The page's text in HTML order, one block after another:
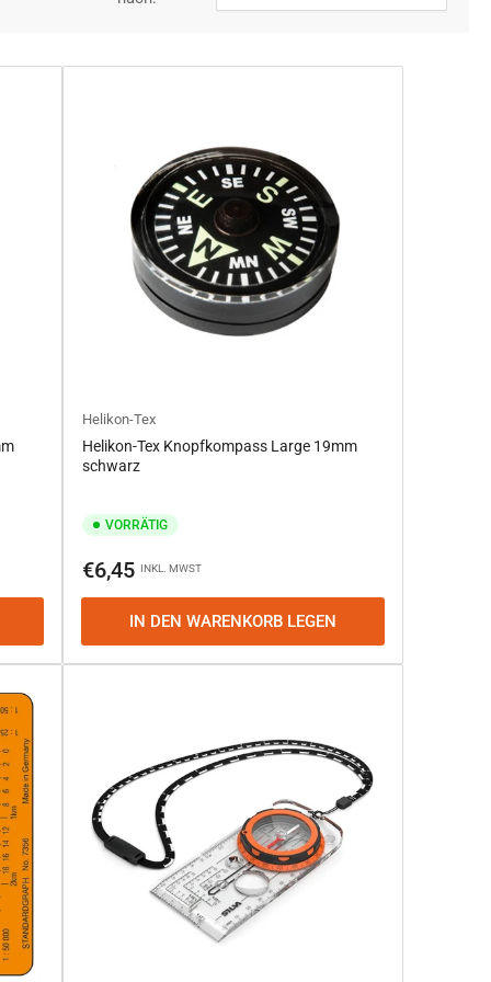
Helikon-Tex
Helikon-Tex Knopfkompass Large 19mm
schwarz
VORRÄTIG
Normaler
€6,45 INKL. MWST
IN DEN WARENKORB LEGEN